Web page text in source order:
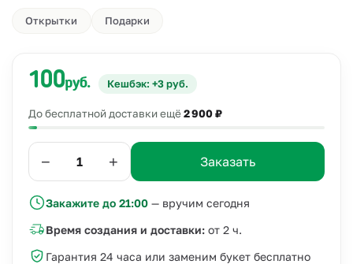
Открытки Подарки
100руб. Кешбэк: +3 руб.
До бесплатной доставки ещё2 900 ₽
− + Заказать
Закажите до 21:00 — вручим сегодня
Время создания и доставки: от 2 ч.
Гарантия 24 часа или заменим букет бесплатно